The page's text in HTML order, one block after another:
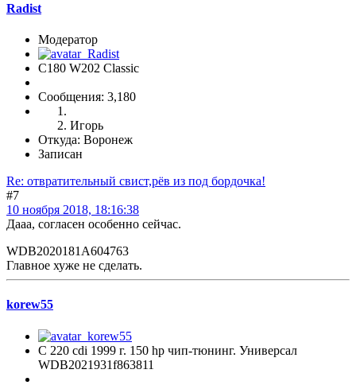
Radist
Модератор
C180 W202 Classic
Сообщения: 3,180
Игорь
Откуда: Воронеж
Записан
Re: отвратительный свист,рёв из под бордочка!
#7
10 ноября 2018, 18:16:38
Дааа, согласен особенно сейчас.
WDB2020181A604763
Главное хуже не сделать.
korew55
C 220 cdi 1999 г. 150 hp чип-тюнинг. Универсал
WDB2021931f863811